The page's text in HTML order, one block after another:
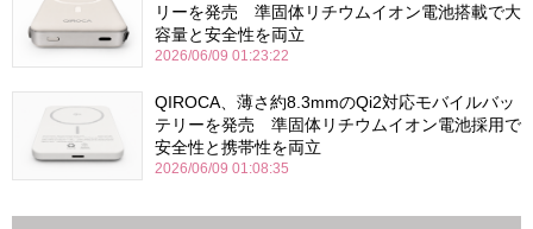
リーを発売 準固体リチウムイオン電池搭載で大
容量と安全性を両立
2026/06/09 01:23:22
QIROCA、薄さ約8.3mmのQi2対応モバイルバッ
テリーを発売 準固体リチウムイオン電池採用で
安全性と携帯性を両立
2026/06/09 01:08:35